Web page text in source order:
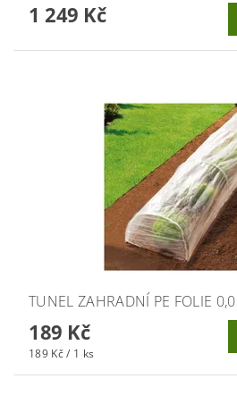
1 249 Kč
TUNEL ZAHRADNÍ PE FOLIE
189 Kč
189 Kč / 1 ks